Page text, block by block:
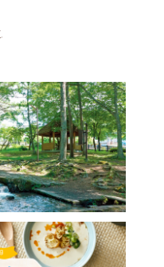
その他施設 ごはん